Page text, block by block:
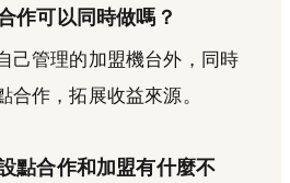
作可以同時做嗎？
己管理的加盟機台外，同時
合作，拓展收益來源。
點合作和加盟有什麼不